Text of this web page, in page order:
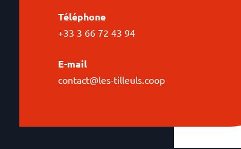
Téléphone
+33 3 66 72 43 94
E-mail
contact@les-tilleuls.coop